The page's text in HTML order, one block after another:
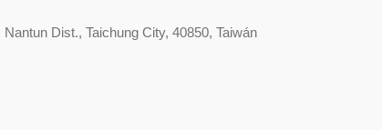
Dist., Taichung City, 40850, Taiwán